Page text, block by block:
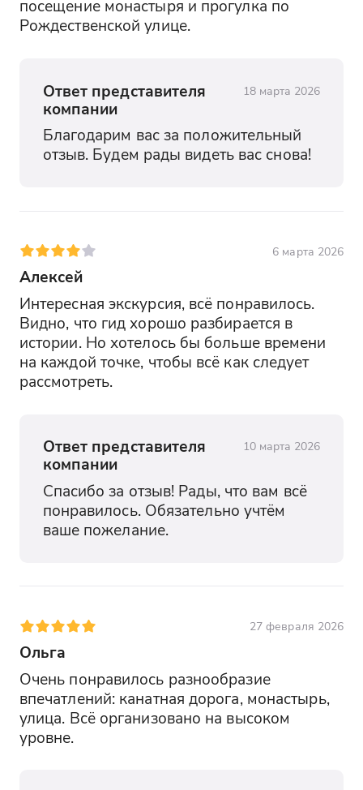
посещение монастыря и прогулка по
Рождественской улице.
Ответ представителя
компании
18 марта 2026
Благодарим вас за положительный
отзыв. Будем рады видеть вас снова!
6 марта 2026
Алексей
Интересная экскурсия, всё понравилось.
Видно, что гид хорошо разбирается в
истории. Но хотелось бы больше времени
на каждой точке, чтобы всё как следует
рассмотреть.
Ответ представителя
компании
10 марта 2026
Спасибо за отзыв! Рады, что вам всё
понравилось. Обязательно учтём
ваше пожелание.
27 февраля 2026
Ольга
Очень понравилось разнообразие
впечатлений: канатная дорога, монастырь,
улица. Всё организовано на высоком
уровне.